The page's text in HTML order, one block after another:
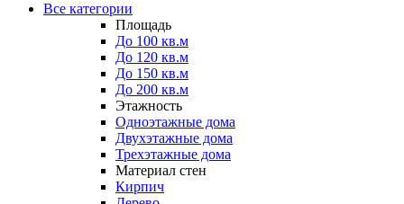
Все категории
Площадь
До 100 кв.м
До 120 кв.м
До 150 кв.м
До 200 кв.м
Этажность
Одноэтажные дома
Двухэтажные дома
Трехэтажные дома
Материал стен
Кирпич